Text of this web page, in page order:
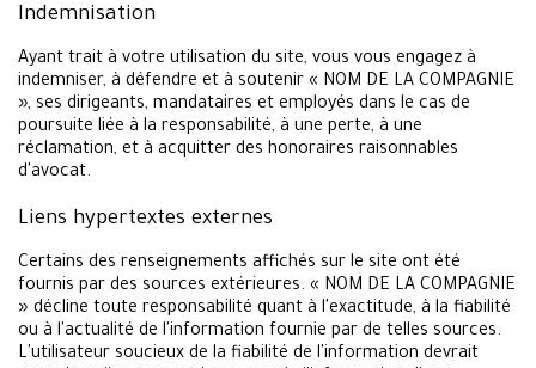
Indemnisation
Ayant trait à votre utilisation du site, vous vous engagez à
indemniser, à défendre et à soutenir « NOM DE LA COMPAGNIE
», ses dirigeants, mandataires et employés dans le cas de
poursuite liée à la responsabilité, à une perte, à une
réclamation, et à acquitter des honoraires raisonnables
d'avocat.
Liens hypertextes externes
Certains des renseignements affichés sur le site ont été
fournis par des sources extérieures. « NOM DE LA COMPAGNIE
» décline toute responsabilité quant à l'exactitude, à la fiabilité
ou à l'actualité de l'information fournie par de telles sources.
L'utilisateur soucieux de la fiabilité de l'information devrait